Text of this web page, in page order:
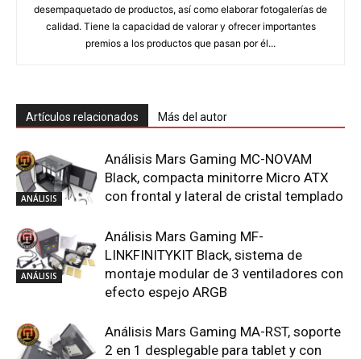
desempaquetado de productos, así como elaborar fotogalerías de
calidad. Tiene la capacidad de valorar y ofrecer importantes
premios a los productos que pasan por él...
Artículos relacionados Más del autor
ANÁLISIS
Análisis Mars Gaming MC-NOVAM
Black, compacta minitorre Micro ATX
con frontal y lateral de cristal templado
ANÁLISIS
Análisis Mars Gaming MF-
LINKFINITYKIT Black, sistema de
montaje modular de 3 ventiladores con
efecto espejo ARGB
Análisis Mars Gaming MA-RST, soporte
2 en 1 desplegable para tablet y con